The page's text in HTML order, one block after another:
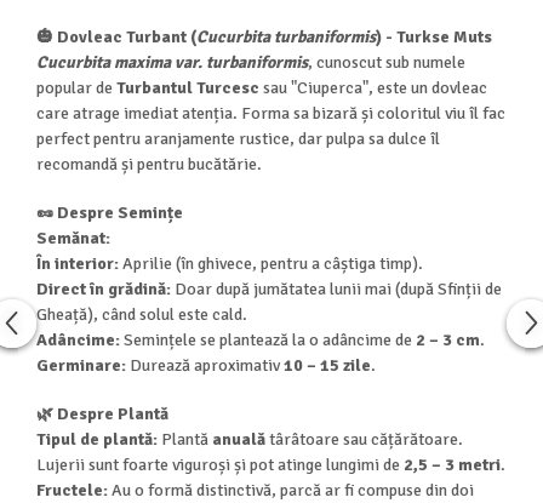
🎃 Dovleac Turbant (Cucurbita turbaniformis) - Turkse Muts
Cucurbita maxima var. turbaniformis, cunoscut sub numele
popular de Turbantul Turcesc sau "Ciuperca", este un dovleac
care atrage imediat atenția. Forma sa bizară și coloritul viu îl fac
perfect pentru aranjamente rustice, dar pulpa sa dulce îl
recomandă și pentru bucătărie.
🥜 Despre Semințe
Semănat:
În interior:Aprilie (în ghivece, pentru a câștiga timp).
Direct în grădină: Doar după jumătatea lunii mai (după Sfinții de
Gheață), când solul este cald.
Adâncime:Semințele se plantează la o adâncime de 2 – 3 cm.
Germinare: Durează aproximativ10 – 15 zile.
🌿 Despre Plantă
Tipul de plantă: Plantă anualătârâtoare sau cățărătoare.
Lujerii sunt foarte viguroși și pot atinge lungimi de 2,5 – 3 metri.
Fructele:Au o formă distinctivă, parcă ar fi compuse din doi